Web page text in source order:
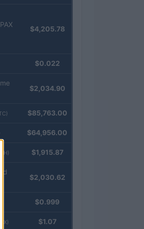
$4,205.78
$0.022
$2,034.90
$85,763.00
$64,956.00
$1,915.87
$2,030.62
$0.999
$1.07